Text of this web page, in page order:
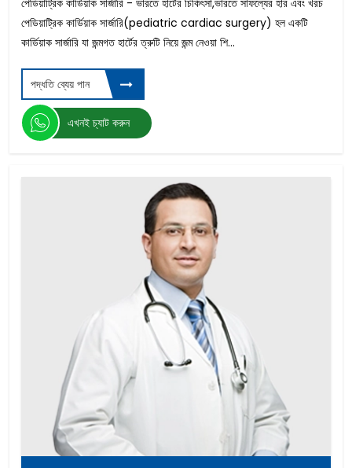
পেডিয়াট্রিক কার্ডিয়াক সার্জারি(pediatric cardiac surgery) হল একটি
কার্ডিয়াক সার্জারি যা জন্মগত হার্টের ত্রুটি নিয়ে জন্ম নেওয়া শি...
পদ্ধতি ব্যেয় পান
এখনই চ্যাট করুন